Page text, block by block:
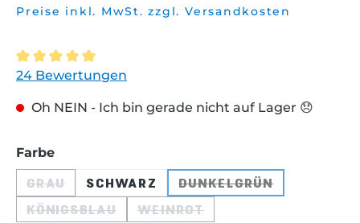
Preise inkl. MwSt. zzgl. Versandkosten
Durchschnittliche Bewertung von 4.9 von 5 Sternen
24 Bewertungen
Oh NEIN - Ich bin gerade nicht auf Lager 😞
Farbeauswählen
GRAU
(DIESE OPTION IST ZURZEIT NICHT
SCHWARZ DUNKELGRÜN
(DIESE OPTION IST
KÖNIGSBLAU
(DIESE OPTION IST ZURZEIT NICHT
WEINROT
(DIESE OPTION IST ZURZEIT